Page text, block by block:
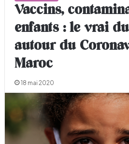
Vaccins,
enfants : le vrai
autour du
Maroc
18 mai 2020